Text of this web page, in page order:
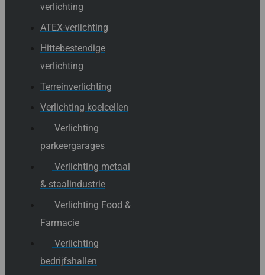
verlichting
ATEX-verlichting
Hittebestendige
verlichting
Terreinverlichting
Verlichting koelcellen
Verlichting
parkeergarages
Verlichting metaal
& staalindustrie
Verlichting Food &
Farmacie
Verlichting
bedrijfshallen